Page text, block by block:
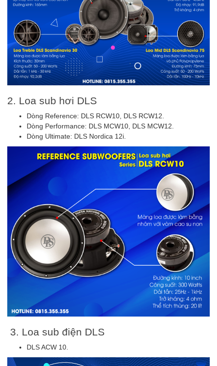
2. Loa sub hơi DLS
Dòng Reference: DLS RCW10, DLS RCW12.
Dòng Performance: DLS MCW10, DLS MCW12.
Dòng Ultimate: DLS Nordica 12i.
3. Loa sub điện DLS
DLS ACW 10.